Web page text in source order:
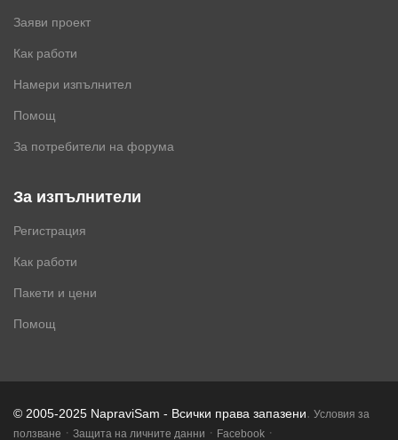
Заяви проект
Как работи
Намери изпълнител
Помощ
За потребители на форума
За изпълнители
Регистрация
Как работи
Пакети и цени
Помощ
© 2005-2025 NapraviSam - Всички права запазени. Условия за
ползване · Защита на личните данни · Facebook ·